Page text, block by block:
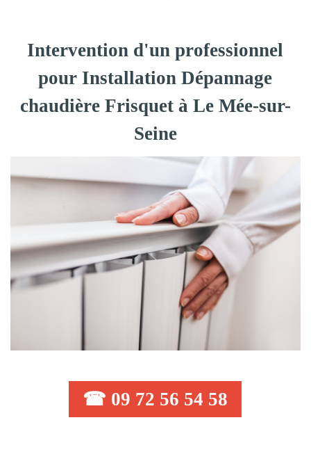
Intervention d'un professionnel
pour Installation Dépannage
chaudière Frisquet à Le Mée-sur-
Seine
☎ 09 72 56 54 58